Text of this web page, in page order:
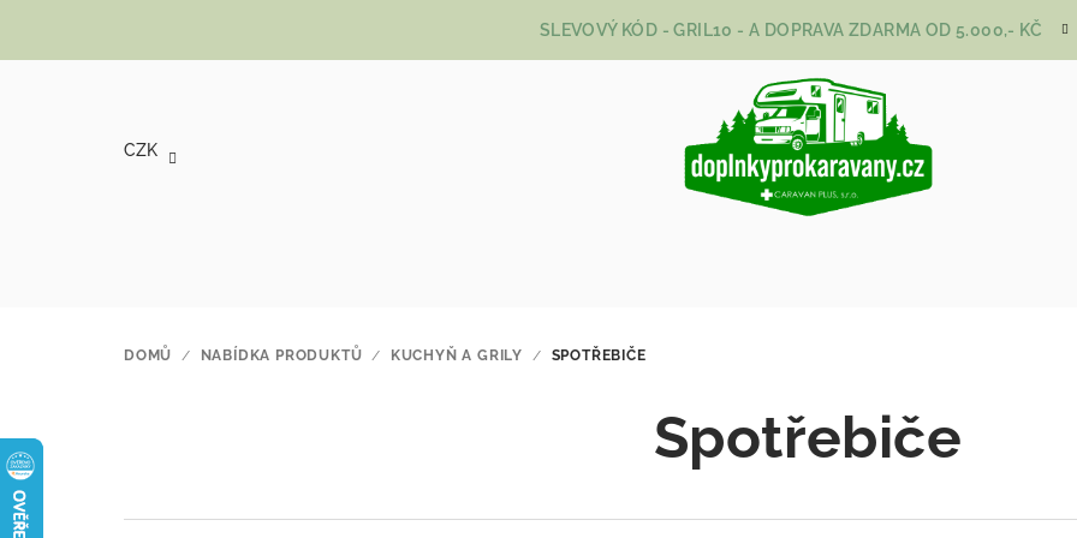
SLEVOVÝ KÓD - GRIL10 - A DOPRAVA ZDARMA OD 5.000,- KČ
CZK
DOMŮ / NABÍDKA PRODUKTŮ / KUCHYŇ A GRILY / SPOTŘEBIČE
Spotřebiče